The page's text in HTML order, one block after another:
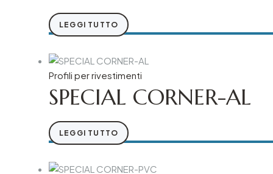
LEGGI TUTTO
Profili per rivestimenti
SPECIAL CORNER-AL
LEGGI TUTTO